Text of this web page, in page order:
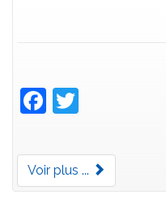
Facebook
Voir plus ...